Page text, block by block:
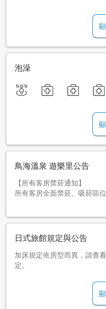
泡澡
鳥海溫泉 遊樂里公告
【所有客房禁菸通知】
所有客房全面禁菸。吸菸區
日式旅館規定與公告
加床規定依房型而異，請查
定。